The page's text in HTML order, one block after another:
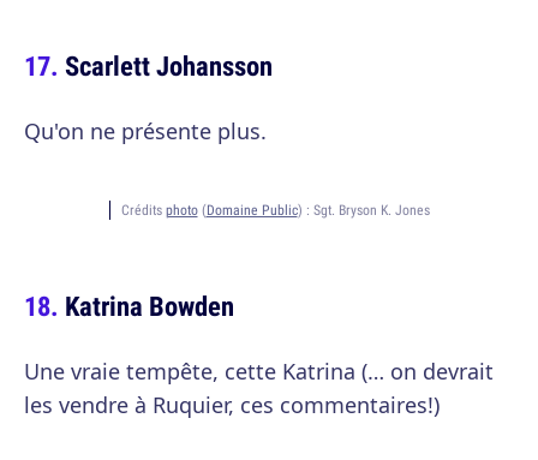
Scarlett Johansson
Qu'on ne présente plus.
Crédits photo(Domaine Public) : Sgt. Bryson K. Jones
Katrina Bowden
Une vraie tempête, cette Katrina (… on devrait
les vendre à Ruquier, ces commentaires!)